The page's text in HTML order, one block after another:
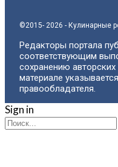
©2015- 2026 - Кулинарные
Редакторы портала
соответствующим
сохранению
материале
правообладателя.
Sign in